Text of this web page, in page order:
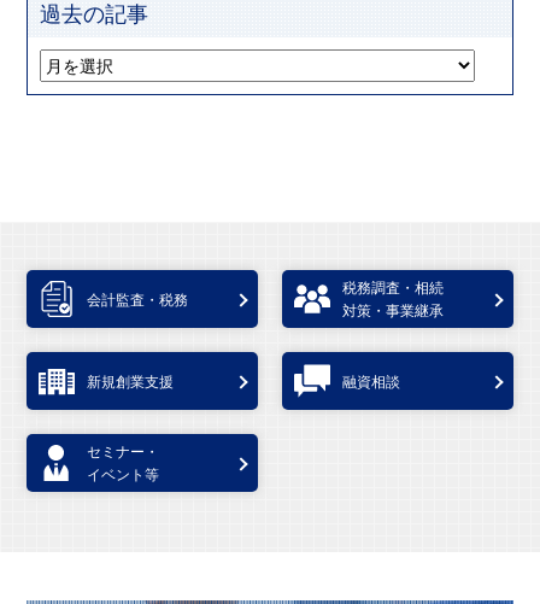
過去の記事
会計監査・税務
税務調査・相続
対策・事業継承
新規創業支援 融資相談
セミナー・
イベント等